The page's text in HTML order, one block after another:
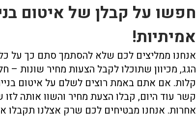
חפשו על קבלן של איטום
אמיתיות!
אנחנו ממליצים לכם שלא להסתמך סתם כך על
הגג, מכיוון שתוכלו לקבל הצעות מחיר שונות –
קלות. אם אתם באמת רוצים לשלם על איטום
קשר עוד היום, קבלו הצעת מחיר והשוו אותה
אחרות. אנחנו מבטיחים לכם שרק אצלנו
למרפסת שבכל פעם
שהיה גשם נהייתה
בריכה. מאז שהקבלן
של הראשון באיטום
סידר את זה, לא רואים
טיפת מים! לא מאמינה
ומקצוענות. הגיעו
לבדוק לנו נזילה
תוך שעתיים כבר
עם ציוד, מצאו את
הבעיה וטיפלו